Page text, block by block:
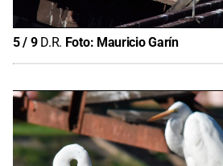
5/ 9 D.R. Foto: Mauricio Garín